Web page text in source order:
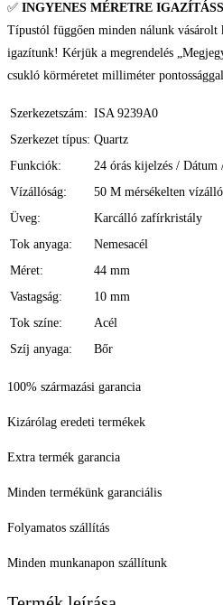
✅ INGYENES MÉRETRE
Típustól függően minden nálunk vásárolt
igazítunk! Kérjük a megrendelés
csukló körméretet milliméter
Szerkezetszám: ISA 9239A0
Szerkezet típus: Quartz
Funkciók:
24 órás kijelzés / Dátum
Vízállóság:
50 M mérsékelten vízálló
Üveg:
Karcálló zafírkristály
Tok anyaga:
Nemesacél
Méret:
44 mm
Vastagság:
10 mm
Tok színe:
Acél
Szíj anyaga:
Bőr
100% származási garancia
Kizárólag eredeti termékek
Extra termék garancia
Minden termékünk garanciális
Folyamatos szállítás
Minden munkanapon szállítunk